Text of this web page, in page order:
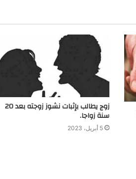
زوج يطالب بإثبات نشوز زوجته بعد 20
سنة زواجا.
5 أبريل، 2023